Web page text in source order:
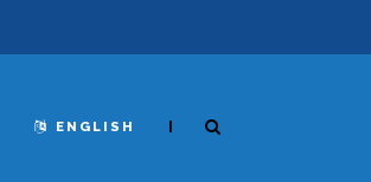
ENGLISH |